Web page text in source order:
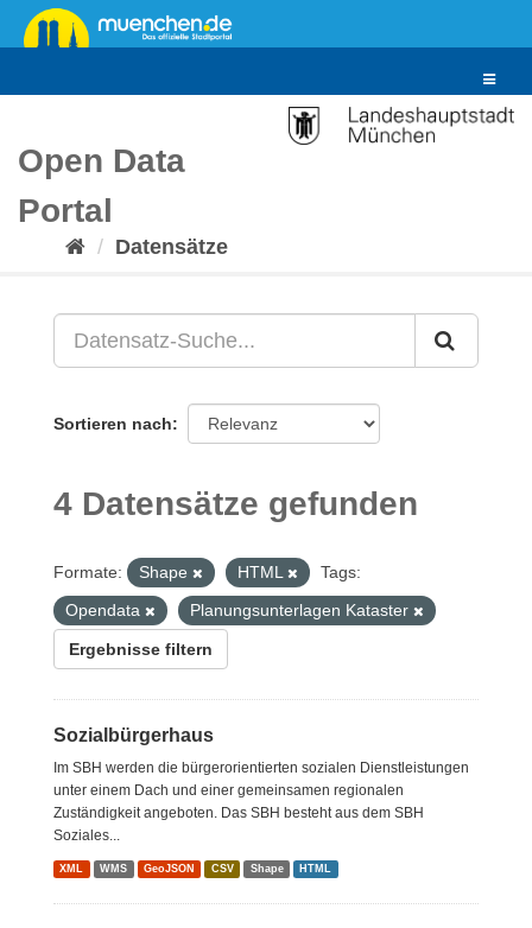
Überspringen
zum
Toggle
Open Data
Portal
Datensätze
Sortieren nach
4 Datensätze gefunden
Formate: Shape HTML
Tags:
Opendata
Planungsunterlagen Kataster
Ergebnisse filtern
Sozialbürgerhaus
Im SBH werden die bürgerorientierten sozialen Dienstleistungen
unter einem Dach und einer gemeinsamen regionalen
Zuständigkeit angeboten. Das SBH besteht aus dem SBH
Soziales...
XML WMS GeoJSON CSV Shape HTML